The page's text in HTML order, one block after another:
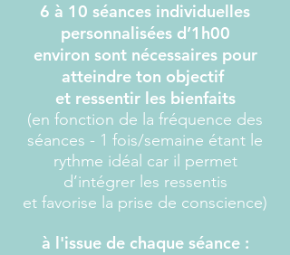
6 à 10 séances individuelles
personnalisées d’1h00
environ sont nécessaires pour
atteindre ton objectif
et ressentir les bienfaits
(en fonction de la fréquence des
séances - 1 fois/semaine étant le
rythme idéal car il permet
d’intégrer les ressentis
et favorise la prise de conscience)
à l'issue de chaque séance :